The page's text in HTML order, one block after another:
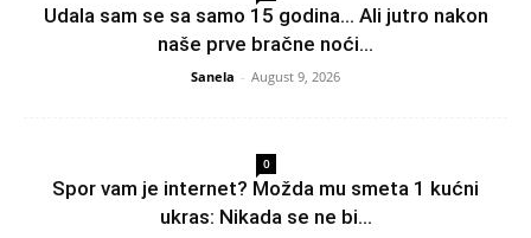
Udala sam se sa samo 15 godina… Ali jutro nakon
naše prve bračne noći...
Sanela - August 9, 2026
0
Spor vam je internet? Možda mu smeta 1 kućni
ukras: Nikada se ne bi...